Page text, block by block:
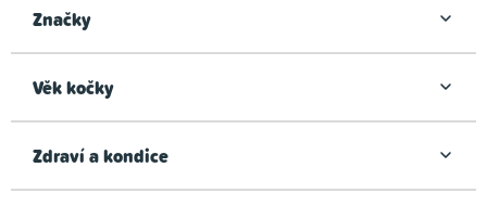
u
t
Značky
Věk kočky
Zdraví a kondice